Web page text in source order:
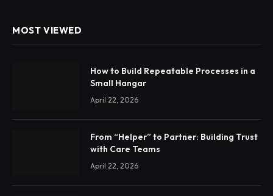
MOST VIEWED
How to Build Repeatable Processes in a
Small Hangar
April 22, 2026
From “Helper” to Partner: Building Trust
with Care Teams
April 22, 2026